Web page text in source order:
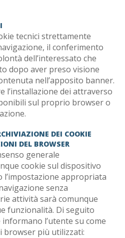
tecnici strettamente
il conferimento
dell’interessato che
dopo aver preso visione
nell’apposito banner.
l’installazione dei attraverso
sul proprio browser o
DEI COOKIE
DEL BROWSER
generale
cookie sul dispositivo
l’impostazione appropriata
senza
attività sarà comunque
funzionalità. Di seguito
l’utente su come
browser più utilizzati: